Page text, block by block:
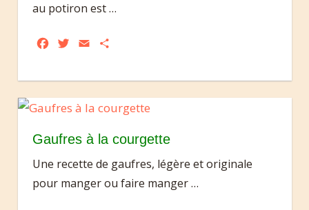
au potiron est…
FacebookTwitter
Email
Gaufres à la courgette
Une recette de gaufres, légère et originale
pour manger ou faire manger…